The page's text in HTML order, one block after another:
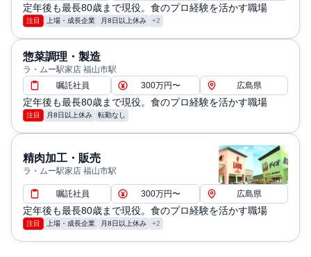
定年後も最長80歳まで現役。食のプロ経験を活かす職場
注目 上場・成長企業 月8日以上休み +2
惣菜調理・製造
ラ・ムー駅家店 福山市駅
嘱託社員
300万円〜 広島県
定年後も最長80歳まで現役。食のプロ経験を活かす職場
注目 月8日以上休み 転勤なし
精肉加工・販売
ラ・ムー駅家店 福山市駅
嘱託社員 300万円〜 広島県
定年後も最長80歳まで現役。食のプロ経験を活かす職場
注目 上場・成長企業 月8日以上休み +2